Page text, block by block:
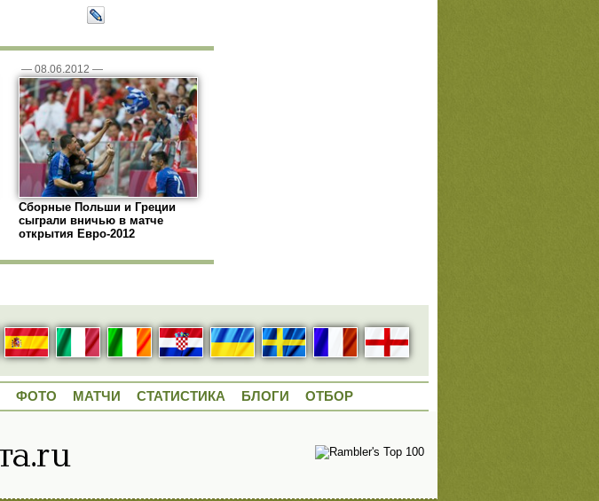
— 08.06.2012 —
Сборные Польши и Греции
сыграли вничью в матче
открытия Евро-2012
ФОТО МАТЧИ СТАТИСТИКА БЛОГИ ОТБОР